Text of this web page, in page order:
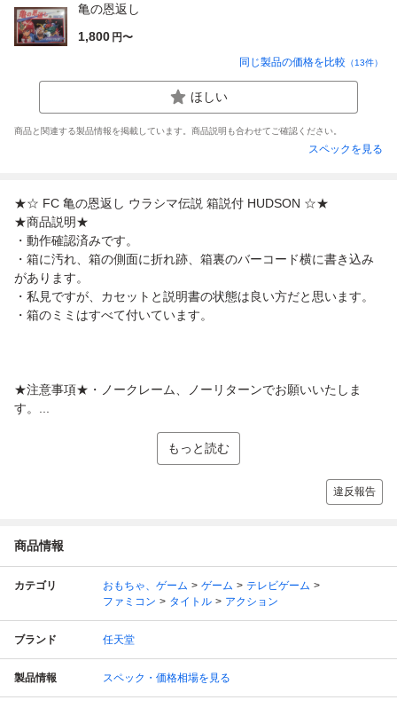
亀の恩返し
1,800 円〜
同じ製品の価格を比較 （13件）
ほしい
商品と関連する製品情報を掲載しています。商品説明も合わせてご確認ください。
スペックを見る
★☆ FC 亀の恩返し ウラシマ伝説 箱説付 HUDSON ☆★
★商品説明★
・動作確認済みです。
・箱に汚れ、箱の側面に折れ跡、箱裏のバーコード横に書き込み
があります。
・私見ですが、カセットと説明書の状態は良い方だと思います。
・箱のミミはすべて付いています。
★注意事項★・ノークレーム、ノーリターンでお願いいたしま
す。...
もっと読む
違反報告
商品情報
カテゴリ おもちゃ、ゲーム ゲーム
テレビゲーム
ファミコン
タイトル アクション
ブランド 任天堂
製品情報 スペック・価格相場を見る